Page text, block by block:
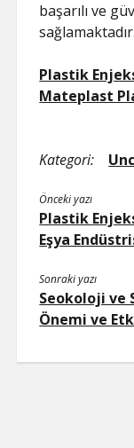
başarılı ve
sağlamaktadır.
Plastik
Mateplast
Kategori:
Önceki yazı
Plastik
Eşya
Sonraki yazı
Seokoloji ve
Önemi ve